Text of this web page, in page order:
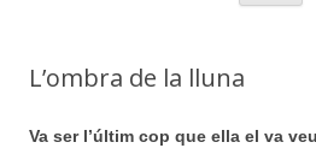
L’ombra de la lluna
Va ser l’últim cop que ella el va